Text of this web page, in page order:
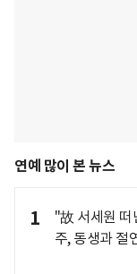
연예 많이 본 뉴스
1
"故 서세원
주, 동생과 절